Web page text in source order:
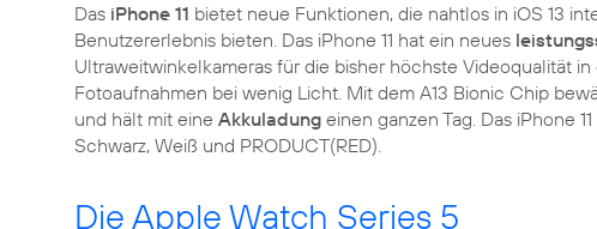
Das iPhone 11 bietet neue Funktionen, die nahtlos in iOS 13
Benutzererlebnis bieten. Das iPhone 11 hat ein neues
Ultraweitwinkelkameras für die bisher höchste Videoqualität
Fotoaufnahmen bei wenig Licht. Mit dem A13 Bionic Chip
und hält mit eine Akkuladung einen ganzen Tag. Das iPhone
Schwarz, Weiß und PRODUCT(RED).
Die Apple Watch Series 5